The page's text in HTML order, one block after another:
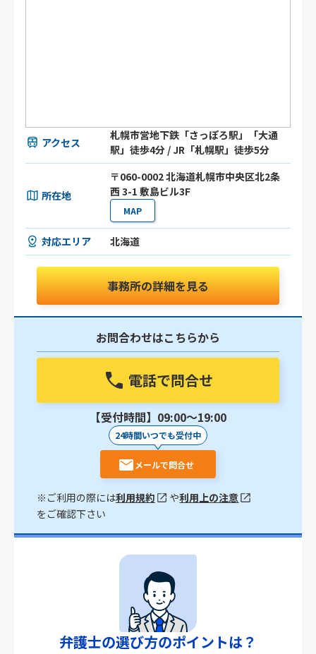
アクセス
札幌市営地下鉄「さっぽろ駅」「大通
駅」徒歩4分 / JR「札幌駅」徒歩5分
所在地
〒060-0002 北海道札幌市中央区北2条
西 3-1 敷島ビル3F
MAP
対応エリア 北海道
事務所の詳細を見る
お問合わせはこちらから
電話で問合せ
【受付時間】09:00〜19:00
24時間いつでも受付中
メールで問合せ
※ご利用の際には利用規約 や利用上の注意
をご確認下さい
弁護士の選び方のポイントは？